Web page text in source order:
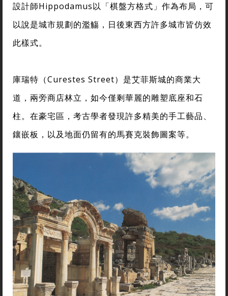
設計師Hippodamus以「棋盤方格式」作為布局，可
以說是城市規劃的濫觴，日後東西方許多城市皆仿效
此樣式。
庫瑞特（Curestes Street）是艾菲斯城的商業大
道，兩旁商店林立，如今僅剩華麗的雕塑底座和石
柱。在豪宅區，考古學者發現許多精美的手工藝品、
鑲嵌板，以及地面仍留有的馬賽克裝飾圖案等。